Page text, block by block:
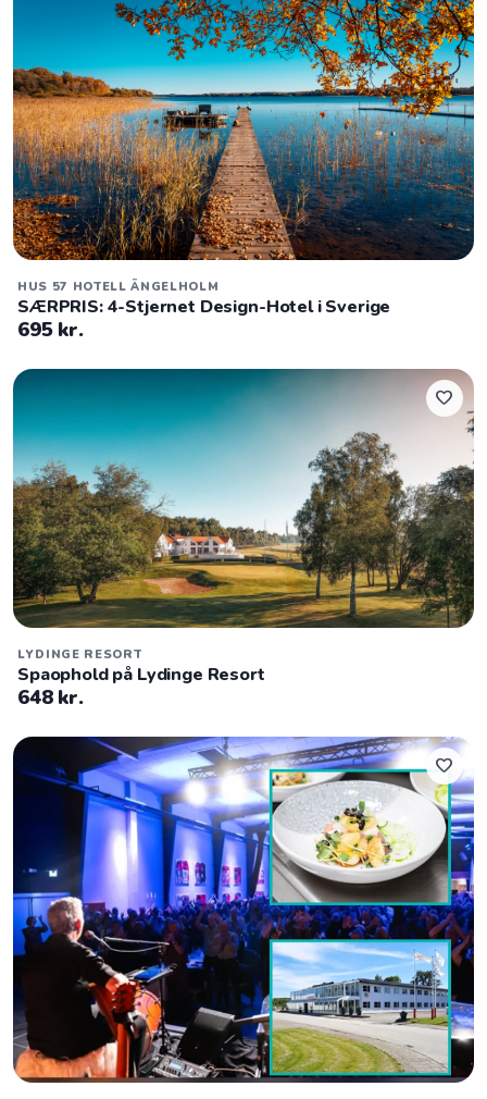
HUS 57 HOTELL ÄNGELHOLM
SÆRPRIS: 4-Stjernet Design-Hotel i Sverige
695 kr.
favorite
LYDINGE RESORT
Spaophold på Lydinge Resort
648 kr.
favorite